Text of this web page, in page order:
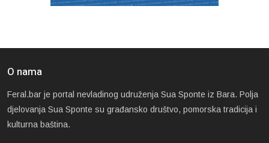
O nama
Feral.bar je portal nevladinog udruženja Sua Sponte iz Bara. Polja
djelovanja Sua Sponte su građansko društvo, pomorska tradicija i
kulturna baština.